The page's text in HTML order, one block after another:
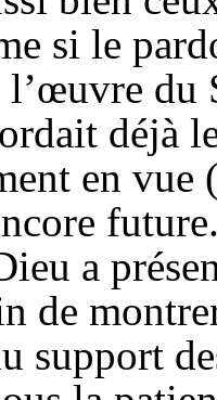
si le
l’œuvre du
déjà
en
a
de
support